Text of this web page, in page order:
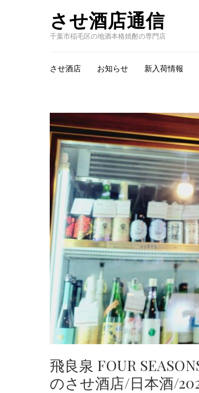
させ酒店通信
千葉市稲毛区の地酒本格焼酎の専門店
させ酒店 お知らせ 新入荷情報
飛良泉 FOUR
のさせ酒店/日本酒/